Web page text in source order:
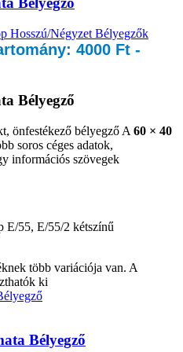
Hosszú/Négyzet Bélyegzők
4000 Ft -
Bélyegző
önfestékező bélyegző A 60 × 40
soros céges adatok,
információs szövegek
E/55, E/55/2 kétszínű
több variációja van. A
ki
Bélyegző